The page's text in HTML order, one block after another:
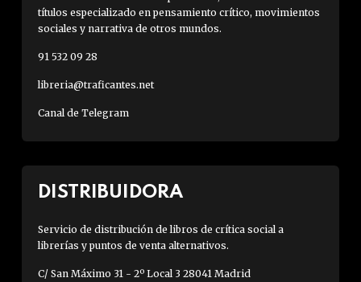
títulos especializado en pensamiento crítico, movimientos
sociales y narrativa de otros mundos.
91 532 09 28
libreria@traficantes.net
Canal de Telegram
DISTRIBUIDORA
Servicio de distribución de libros de crítica social a
librerías y puntos de venta alternativos.
C/ San Máximo 31 - 2º Local 3 28041 Madrid